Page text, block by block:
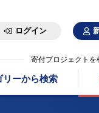
ログイン
寄付プロジェクトを
リーから検索